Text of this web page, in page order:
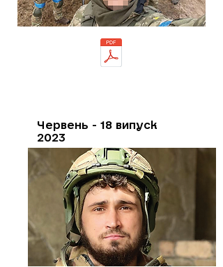
Червень - 18 випуск
2023